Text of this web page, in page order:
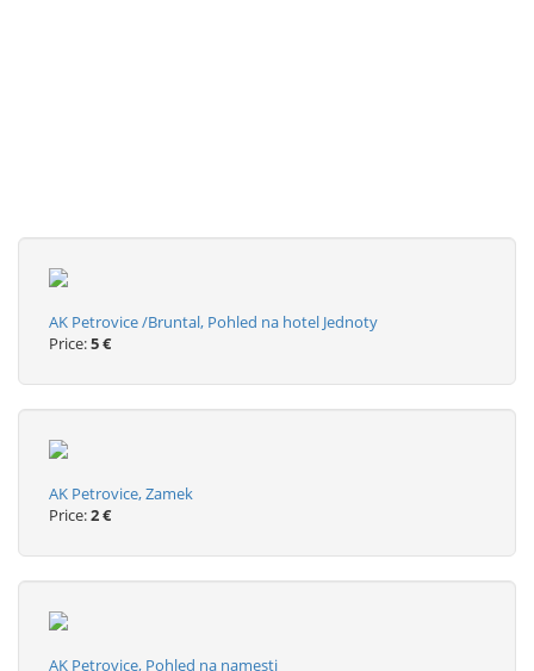
AK Petrovice /Bruntal, Pohled na hotel Jednoty
Price:5 €
AK Petrovice, Zamek
Price:2 €
AK Petrovice, Pohled na namesti